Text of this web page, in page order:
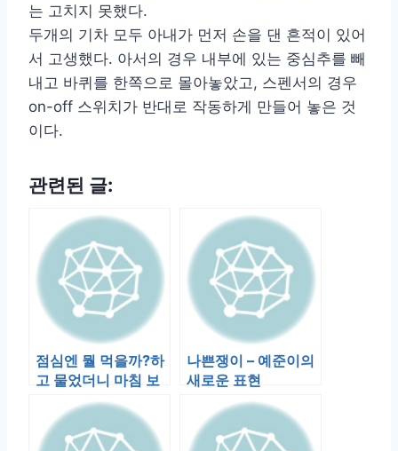
는 고치지 못했다.
두개의 기차 모두 아내가 먼저 손을 댄 흔적이 있어
서 고생했다. 아서의 경우 내부에 있는 중심추를 빼
내고 바퀴를 한쪽으로 몰아놓았고, 스펜서의 경우
on-off 스위치가 반대로 작동하게 만들어 놓은 것
이다.
관련된 글:
점심엔 뭘 먹을까?하
고 물었더니 마침 보
고 있던 책에 나온 카
레를 먹겠단…
나쁜쟁이 – 예준이의
새로운 표현